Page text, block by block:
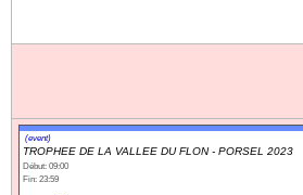
(event)
TROPHEE DE LA VALLEE DU FLON - PORSEL 2023
Début: 09:00
Fin: 23:59